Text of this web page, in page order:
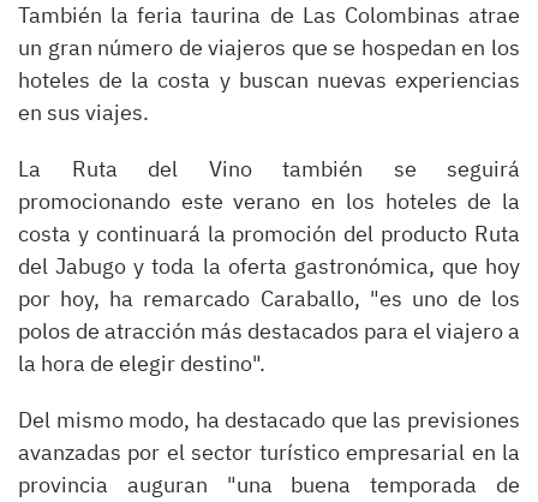
También la feria taurina de Las Colombinas atrae
un gran número de viajeros que se hospedan en los
hoteles de la costa y buscan nuevas experiencias
en sus viajes.
La Ruta del Vino también se seguirá
promocionando este verano en los hoteles de la
costa y continuará la promoción del producto Ruta
del Jabugo y toda la oferta gastronómica, que hoy
por hoy, ha remarcado Caraballo, "es uno de los
polos de atracción más destacados para el viajero a
la hora de elegir destino".
Del mismo modo, ha destacado que las previsiones
avanzadas por el sector turístico empresarial en la
provincia auguran "una buena temporada de